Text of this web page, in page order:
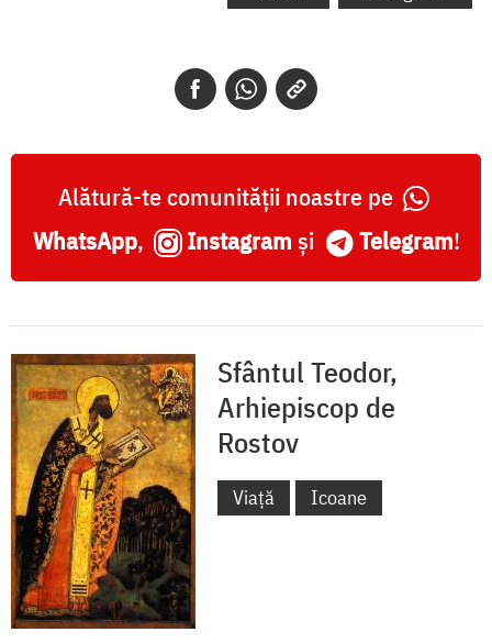
Alătură-te comunității noastre pe
WhatsApp, Instagram și Telegram!
Sfântul Teodor,
Arhiepiscop de
Rostov
Viață Icoane